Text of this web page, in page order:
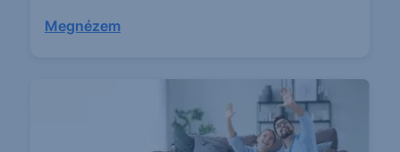
Megnézem